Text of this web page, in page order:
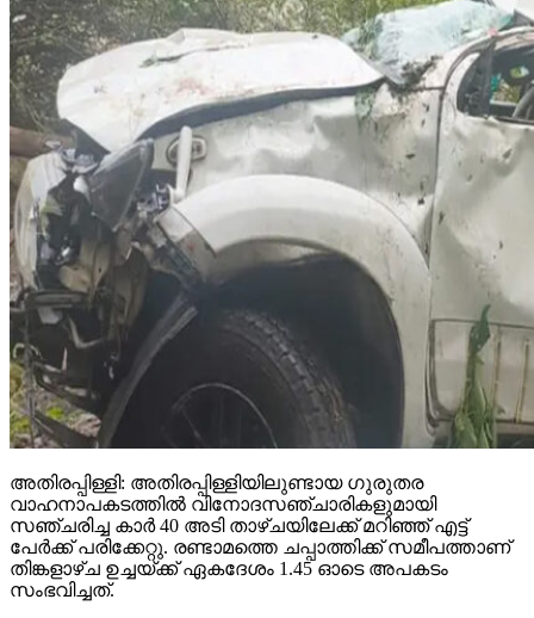
അതിരപ്പിള്ളി: അതിരപ്പിള്ളിയിലുണ്ടായ ഗുരുതര
വാഹനാപകടത്തില്‍ വിനോദസഞ്ചാരികളുമായി
സഞ്ചരിച്ച കാര്‍ 40 അടി താഴ്ചയിലേക്ക് മറിഞ്ഞ് എട്ട്
പേര്‍ക്ക് പരിക്കേറ്റു. രണ്ടാമത്തെ ചപ്പാത്തിക്ക് സമീപത്താണ്
തിങ്കളാഴ്ച ഉച്ചയ്ക്ക് ഏകദേശം 1.45 ഓടെ അപകടം
സംഭവിച്ചത്.